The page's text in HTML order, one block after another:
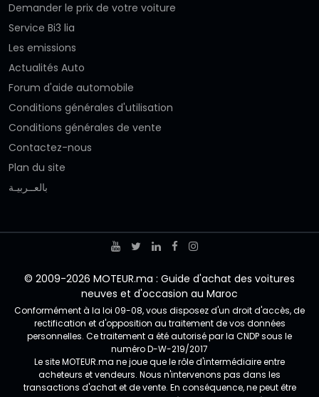
Demander le prix de votre voiture
Service Bi3 lia
Les emissions
Actualités Auto
Forum d'aide automobile
Conditions générales d'utilisation
Conditions générales de vente
Contactez-nous
Plan du site
بالعــربيـة
© 2009-2026 MOTEUR.ma : Guide d'achat des voitures
neuves et d'occasion au Maroc
Conformément à la loi 09-08, vous disposez d'un droit d'accès, de
rectification et d'opposition au traitement de vos données
personnelles. Ce traitement a été autorisé par la CNDP sous le
numéro D-W-219/2017
Le site MOTEUR.ma ne joue que le rôle d'intermédiaire entre
acheteurs et vendeurs. Nous n'intervenons pas dans les
transactions d'achat et de vente. En conséquence, ne peut être